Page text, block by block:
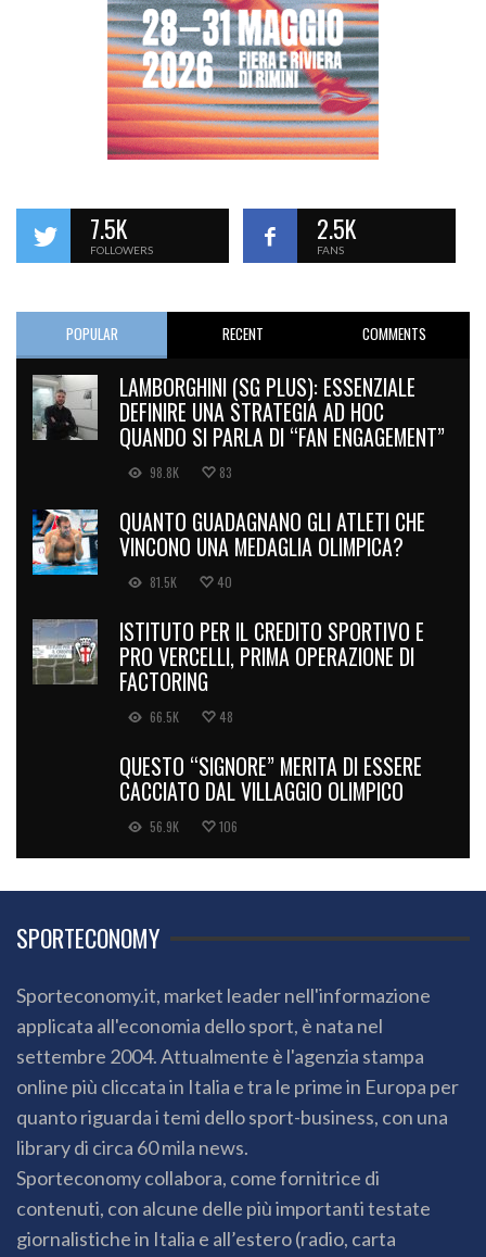
7.5K
FOLLOWERS
2.5K
FANS
POPULAR RECENT COMMENTS
LAMBORGHINI (SG PLUS): ESSENZIALE
DEFINIRE UNA STRATEGIA AD HOC
QUANDO SI PARLA DI “FAN ENGAGEMENT”
98.8K 83
QUANTO GUADAGNANO GLI ATLETI CHE
VINCONO UNA MEDAGLIA OLIMPICA?
81.5K 40
ISTITUTO PER IL CREDITO SPORTIVO E
PRO VERCELLI, PRIMA OPERAZIONE DI
FACTORING
66.5K 48
QUESTO “SIGNORE” MERITA DI ESSERE
CACCIATO DAL VILLAGGIO OLIMPICO
56.9K 106
SPORTECONOMY
Sporteconomy.it, market leader nell'informazione
applicata all'economia dello sport, è nata nel
settembre 2004. Attualmente è l'agenzia stampa
online più cliccata in Italia e tra le prime in Europa per
quanto riguarda i temi dello sport-business, con una
library di circa 60 mila news.
Sporteconomy collabora, come fornitrice di
contenuti, con alcune delle più importanti testate
giornalistiche in Italia e all’estero (radio, carta